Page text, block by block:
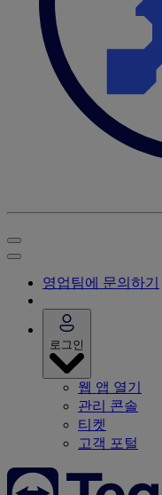
영업팀에 문의하기
로그인
웹 앱 열기
관리 콘솔
티켓
고객 포털